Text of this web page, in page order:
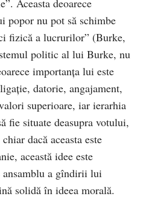
Aceasta deoarece
popor nu pot să schimbe
fizică a lucrurilor” (Burke,
politic al lui Burke, nu
importanţa lui este
datorie, angajament,
superioare, iar ierarhia
fie situate deasupra votului,
dacă aceasta este
această idee este
ansamblu a gîndirii lui
solidă în ideea morală.